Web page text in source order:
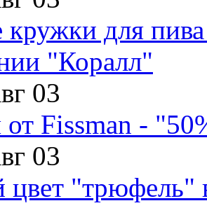
для
"Коралл"
03
Fissman -
03
"трюфель"